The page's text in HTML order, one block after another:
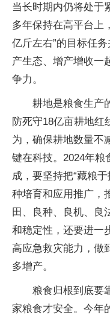
当长时期内仍将处于
多年保持在高平台上
亿斤左右”的目标任
产生态、增产增收一
争力。
耕地是粮食生产
防死守18亿亩耕地红
为，确保耕地数量不
键在科技。2024年粮
成，要坚持把“藏粮
种培育和应用推广，
田、良种、良机、良
和稳定性，还要进一
高应急救灾能力，做
多增产。
粮食归根到底要
家粮食才安全。今年